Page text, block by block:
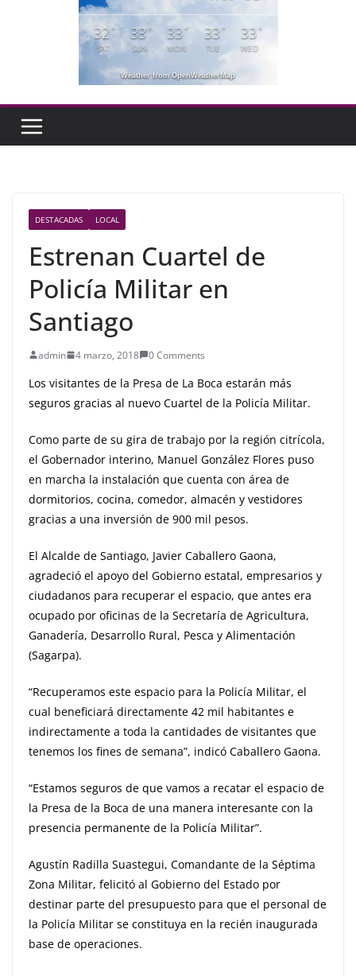
32°
SAT
33°
SUN
33°
MON
33°
TUE
33°
WED
Weather from OpenWeatherMap
DESTACADAS LOCAL
Estrenan Cuartel de
Policía Militar en
Santiago
admin 4 marzo, 2018 0 Comments
Los visitantes de la Presa de La Boca estarán más
seguros gracias al nuevo Cuartel de la Policía Militar.
Como parte de su gira de trabajo por la región citrícola,
el Gobernador interino, Manuel González Flores puso
en marcha la instalación que cuenta con área de
dormitorios, cocina, comedor, almacén y vestidores
gracias a una inversión de 900 mil pesos.
El Alcalde de Santiago, Javier Caballero Gaona,
agradeció el apoyo del Gobierno estatal, empresarios y
ciudadanos para recuperar el espacio, que antes era
ocupado por oficinas de la Secretaría de Agricultura,
Ganadería, Desarrollo Rural, Pesca y Alimentación
(Sagarpa).
“Recuperamos este espacio para la Policía Militar, el
cual beneficiará directamente 42 mil habitantes e
indirectamente a toda la cantidades de visitantes que
tenemos los fines de semana”, indicó Caballero Gaona.
“Estamos seguros de que vamos a recatar el espacio de
la Presa de la Boca de una manera interesante con la
presencia permanente de la Policía Militar”.
Agustín Radilla Suastegui, Comandante de la Séptima
Zona Militar, felicitó al Gobierno del Estado por
destinar parte del presupuesto para que el personal de
la Policía Militar se constituya en la recién inaugurada
base de operaciones.